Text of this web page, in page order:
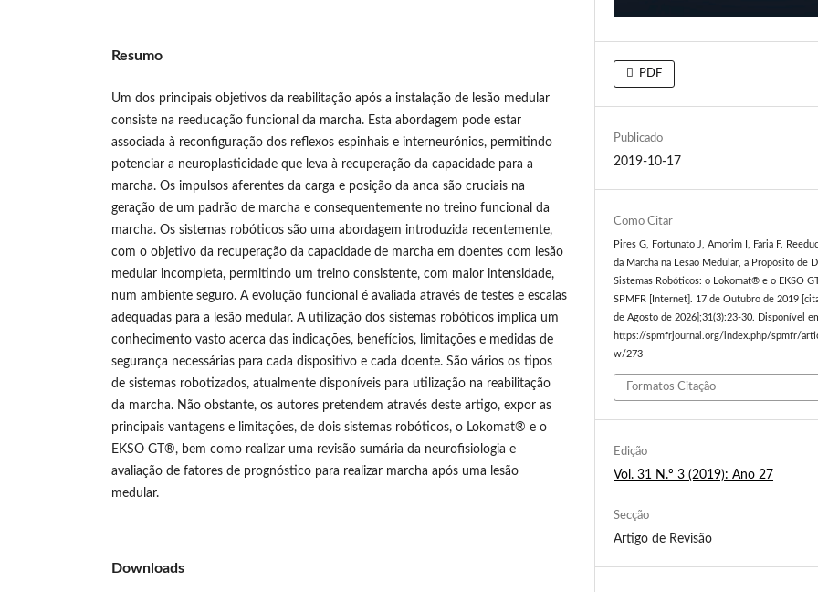
Resumo
Um dos principais objetivos da reabilitação após a instalação de lesão medular
consiste na reeducação funcional da marcha. Esta abordagem pode estar
associada à reconfiguração dos reflexos espinhais e interneurónios, permitindo
potenciar a neuroplasticidade que leva à recuperação da capacidade para a
marcha. Os impulsos aferentes da carga e posição da anca são cruciais na
geração de um padrão de marcha e consequentemente no treino funcional da
marcha. Os sistemas robóticos são uma abordagem introduzida recentemente,
com o objetivo da recuperação da capacidade de marcha em doentes com lesão
medular incompleta, permitindo um treino consistente, com maior intensidade,
num ambiente seguro. A evolução funcional é avaliada através de testes e escalas
adequadas para a lesão medular. A utilização dos sistemas robóticos implica um
conhecimento vasto acerca das indicações, benefícios, limitações e medidas de
segurança necessárias para cada dispositivo e cada doente. São vários os tipos
de sistemas robotizados, atualmente disponíveis para utilização na reabilitação
da marcha. Não obstante, os autores pretendem através deste artigo, expor as
principais vantagens e limitações, de dois sistemas robóticos, o Lokomat® e o
EKSO GT®, bem como realizar uma revisão sumária da neurofisiologia e
avaliação de fatores de prognóstico para realizar marcha após uma lesão
medular.
Downloads
PDF
Publicado
2019-10-17
Como Citar
Pires G, Fortunato J, Amorim I, Faria F.
da Marcha na Lesão Medular, a Propósito de
Sistemas Robóticos: o Lokomat® e o EKSO
SPMFR [Internet]. 17 de Outubro de 2019
de Agosto de 2026];31(3):23-30. Disponível
https://spmfrjournal.org/index.php/spmfr/
w/273
Formatos Citação
Edição
Vol. 31 N.º 3 (2019): Ano 27
Secção
Artigo de Revisão